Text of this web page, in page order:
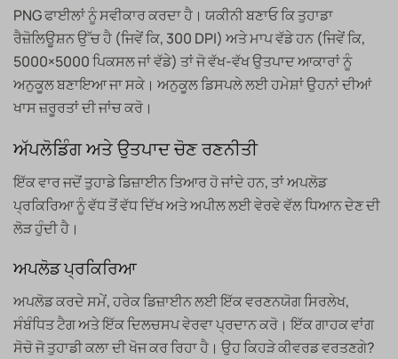
PNG ਫਾਈਲਾਂ ਨੂੰ ਸਵੀਕਾਰ ਕਰਦਾ ਹੈ। ਯਕੀਨੀ ਬਣਾਓ ਕਿ ਤੁਹਾਡਾ
ਰੈਜ਼ੋਲਿਊਸ਼ਨ ਉੱਚ ਹੈ (ਜਿਵੇਂ ਕਿ, 300 DPI) ਅਤੇ ਮਾਪ ਵੱਡੇ ਹਨ (ਜਿਵੇਂ ਕਿ,
5000×5000 ਪਿਕਸਲ ਜਾਂ ਵੱਡੇ) ਤਾਂ ਜੋ ਵੱਖ-ਵੱਖ ਉਤਪਾਦ ਆਕਾਰਾਂ ਨੂੰ
ਅਨੁਕੂਲ ਬਣਾਇਆ ਜਾ ਸਕੇ। ਅਨੁਕੂਲ ਡਿਸਪਲੇ ਲਈ ਹਮੇਸ਼ਾਂ ਉਹਨਾਂ ਦੀਆਂ
ਖਾਸ ਜ਼ਰੂਰਤਾਂ ਦੀ ਜਾਂਚ ਕਰੋ।
ਅੱਪਲੋਡਿੰਗ ਅਤੇ ਉਤਪਾਦ ਚੋਣ ਰਣਨੀਤੀ
ਇੱਕ ਵਾਰ ਜਦੋਂ ਤੁਹਾਡੇ ਡਿਜ਼ਾਈਨ ਤਿਆਰ ਹੋ ਜਾਂਦੇ ਹਨ, ਤਾਂ ਅਪਲੋਡ
ਪ੍ਰਕਿਰਿਆ ਨੂੰ ਵੱਧ ਤੋਂ ਵੱਧ ਦਿੱਖ ਅਤੇ ਅਪੀਲ ਲਈ ਵੇਰਵੇ ਵੱਲ ਧਿਆਨ ਦੇਣ ਦੀ
ਲੋੜ ਹੁੰਦੀ ਹੈ।
ਅਪਲੋਡ ਪ੍ਰਕਿਰਿਆ
ਅਪਲੋਡ ਕਰਦੇ ਸਮੇਂ, ਹਰੇਕ ਡਿਜ਼ਾਈਨ ਲਈ ਇੱਕ ਵਰਣਨਯੋਗ ਸਿਰਲੇਖ,
ਸੰਬੰਧਿਤ ਟੈਗ ਅਤੇ ਇੱਕ ਦਿਲਚਸਪ ਵੇਰਵਾ ਪ੍ਰਦਾਨ ਕਰੋ। ਇੱਕ ਗਾਹਕ ਵਾਂਗ
ਸੋਚੋ ਜੋ ਤੁਹਾਡੀ ਕਲਾ ਦੀ ਖੋਜ ਕਰ ਰਿਹਾ ਹੈ। ਉਹ ਕਿਹੜੇ ਕੀਵਰਡ ਵਰਤਣਗੇ?